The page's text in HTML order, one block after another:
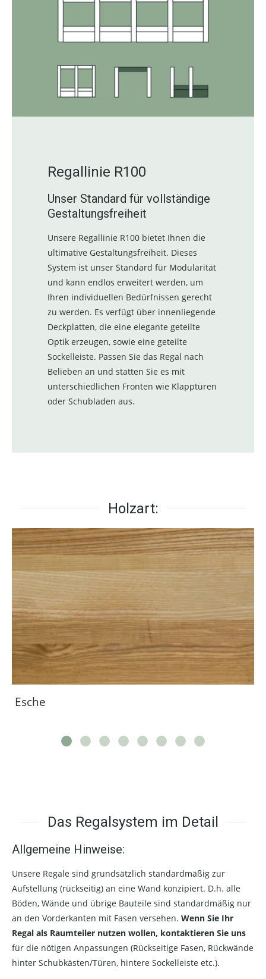
Regallinie R100
Unser Standard für vollständige
Gestaltungsfreiheit
Unsere Regallinie R100 bietet Ihnen die
ultimative Gestaltungsfreiheit. Dieses
System ist unser Standard für Modularität
und kann endlos erweitert werden, um
Ihren individuellen Bedürfnissen gerecht
zu werden. Es verfügt über innenliegende
Deckplatten, die eine elegante geteilte
Optik erzeugen, sowie eine geteilte
Sockelleiste. Passen Sie das Regal nach
Belieben an und statten Sie es mit
unterschiedlichen Fronten wie Klapptüren
oder Schubladen aus.
Holzart:
Esche
Das Regalsystem im Detail
Allgemeine Hinweise:
Unsere Regale sind grundsätzlich standardmäßig zur
Aufstellung (rückseitig) an eine Wand konzipiert. D.h. alle
Böden, Wände und übrige Bauteile sind standardmäßig nur
an den Vorderkanten mit Fasen versehen. Wenn Sie Ihr
Regal als Raumteiler nutzen wollen, kontaktieren Sie uns
für die nötigen Anpassungen (Rückseitige Fasen, Rückwände
hinter Schubkästen/Türen, hintere Sockelleiste etc.).